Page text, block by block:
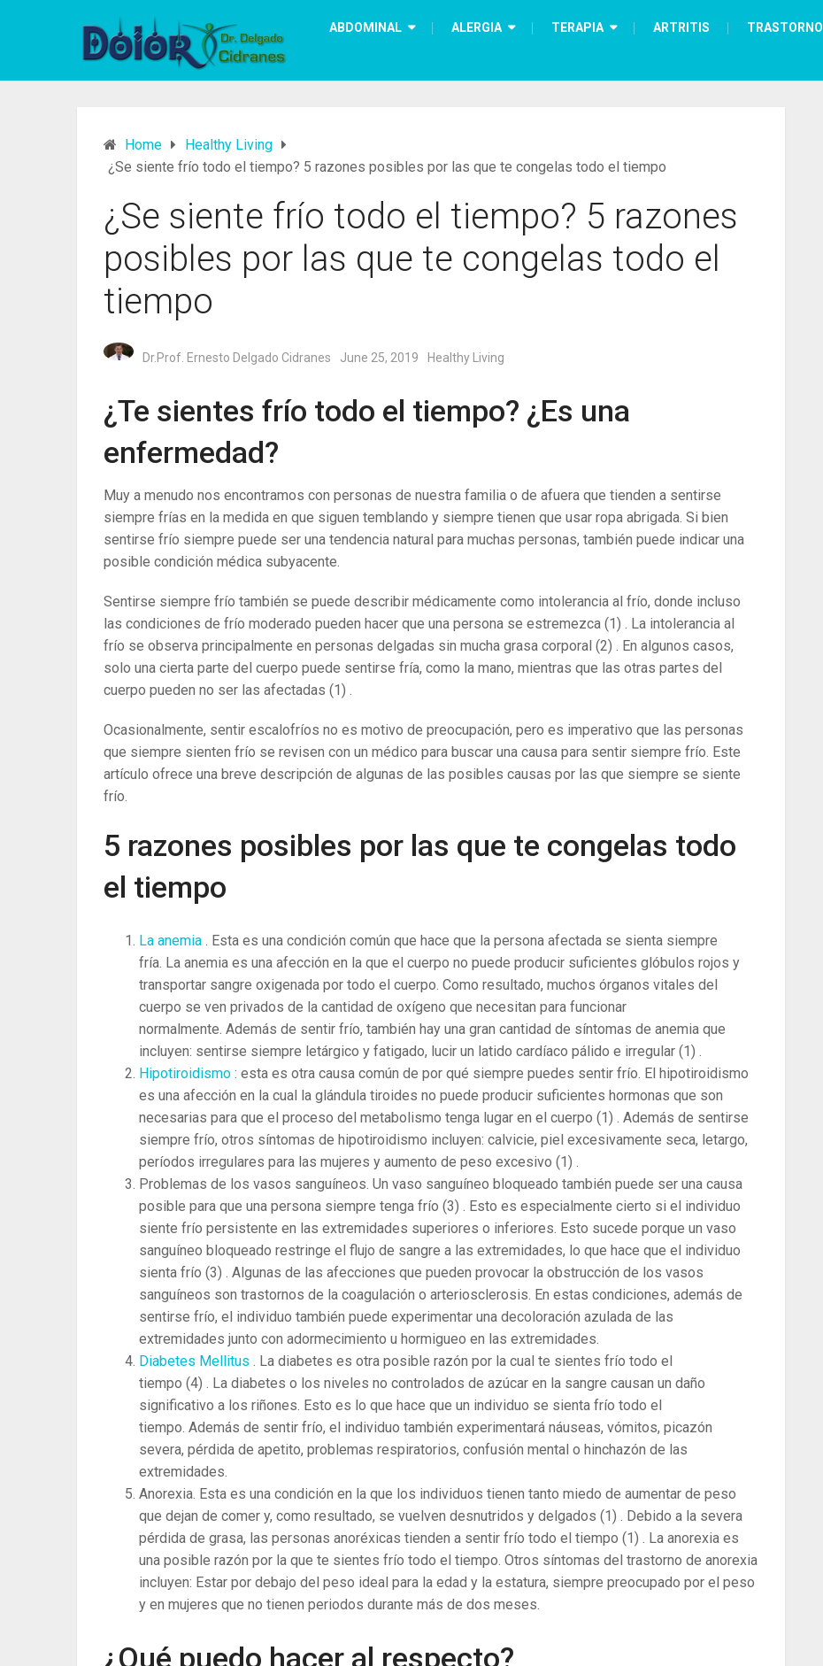
ABDOMINAL ALERGIA TERAPIA ARTRITIS TRASTORNO
Home
Healthy Living
¿Se siente frío todo el tiempo? 5 razones posibles por las que te congelas todo el tiempo
¿Se siente frío todo el tiempo? 5 razones
posibles por las que te congelas todo el
tiempo
Dr.Prof. Ernesto Delgado Cidranes June 25, 2019 Healthy Living
¿Te sientes frío todo el tiempo? ¿Es una
enfermedad?
Muy a menudo nos encontramos con personas de nuestra familia o de afuera que tienden a sentirse
siempre frías en la medida en que siguen temblando y siempre tienen que usar ropa abrigada. Si bien
sentirse frío siempre puede ser una tendencia natural para muchas personas, también puede indicar una
posible condición médica subyacente.
Sentirse siempre frío también se puede describir médicamente como intolerancia al frío, donde incluso
las condiciones de frío moderado pueden hacer que una persona se estremezca (1) . La intolerancia al
frío se observa principalmente en personas delgadas sin mucha grasa corporal (2) . En algunos casos,
solo una cierta parte del cuerpo puede sentirse fría, como la mano, mientras que las otras partes del
cuerpo pueden no ser las afectadas (1) .
Ocasionalmente, sentir escalofríos no es motivo de preocupación, pero es imperativo que las personas
que siempre sienten frío se revisen con un médico para buscar una causa para sentir siempre frío. Este
artículo ofrece una breve descripción de algunas de las posibles causas por las que siempre se siente
frío.
5 razones posibles por las que te congelas todo
el tiempo
La anemia . Esta es una condición común que hace que la persona afectada se sienta siempre
fría. La anemia es una afección en la que el cuerpo no puede producir suficientes glóbulos rojos y
transportar sangre oxigenada por todo el cuerpo. Como resultado, muchos órganos vitales del
cuerpo se ven privados de la cantidad de oxígeno que necesitan para funcionar
normalmente. Además de sentir frío, también hay una gran cantidad de síntomas de anemia que
incluyen: sentirse siempre letárgico y fatigado, lucir un latido cardíaco pálido e irregular (1) .
Hipotiroidismo : esta es otra causa común de por qué siempre puedes sentir frío. El hipotiroidismo
es una afección en la cual la glándula tiroides no puede producir suficientes hormonas que son
necesarias para que el proceso del metabolismo tenga lugar en el cuerpo (1) . Además de sentirse
siempre frío, otros síntomas de hipotiroidismo incluyen: calvicie, piel excesivamente seca, letargo,
períodos irregulares para las mujeres y aumento de peso excesivo (1) .
Problemas de los vasos sanguíneos. Un vaso sanguíneo bloqueado también puede ser una causa
posible para que una persona siempre tenga frío (3) . Esto es especialmente cierto si el individuo
siente frío persistente en las extremidades superiores o inferiores. Esto sucede porque un vaso
sanguíneo bloqueado restringe el flujo de sangre a las extremidades, lo que hace que el individuo
sienta frío (3) . Algunas de las afecciones que pueden provocar la obstrucción de los vasos
sanguíneos son trastornos de la coagulación o arteriosclerosis. En estas condiciones, además de
sentirse frío, el individuo también puede experimentar una decoloración azulada de las
extremidades junto con adormecimiento u hormigueo en las extremidades.
Diabetes Mellitus . La diabetes es otra posible razón por la cual te sientes frío todo el
tiempo (4) . La diabetes o los niveles no controlados de azúcar en la sangre causan un daño
significativo a los riñones. Esto es lo que hace que un individuo se sienta frío todo el
tiempo. Además de sentir frío, el individuo también experimentará náuseas, vómitos, picazón
severa, pérdida de apetito, problemas respiratorios, confusión mental o hinchazón de las
extremidades.
Anorexia. Esta es una condición en la que los individuos tienen tanto miedo de aumentar de peso
que dejan de comer y, como resultado, se vuelven desnutridos y delgados (1) . Debido a la severa
pérdida de grasa, las personas anoréxicas tienden a sentir frío todo el tiempo (1) . La anorexia es
una posible razón por la que te sientes frío todo el tiempo. Otros síntomas del trastorno de anorexia
incluyen: Estar por debajo del peso ideal para la edad y la estatura, siempre preocupado por el peso
y en mujeres que no tienen periodos durante más de dos meses.
¿Qué puedo hacer al respecto?